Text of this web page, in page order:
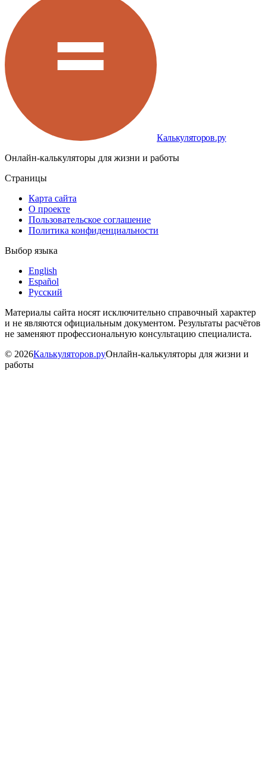
Калькуляторов.ру
Онлайн-калькуляторы для жизни и работы
Страницы
Карта сайта
О проекте
Пользовательское соглашение
Политика конфиденциальности
Выбор языка
English
Español
Русский
Материалы сайта носят исключительно справочный характер
и не являются официальным документом. Результаты расчётов
не заменяют профессиональную консультацию специалиста.
© 2026Калькуляторов.руОнлайн-калькуляторы для жизни и
работы